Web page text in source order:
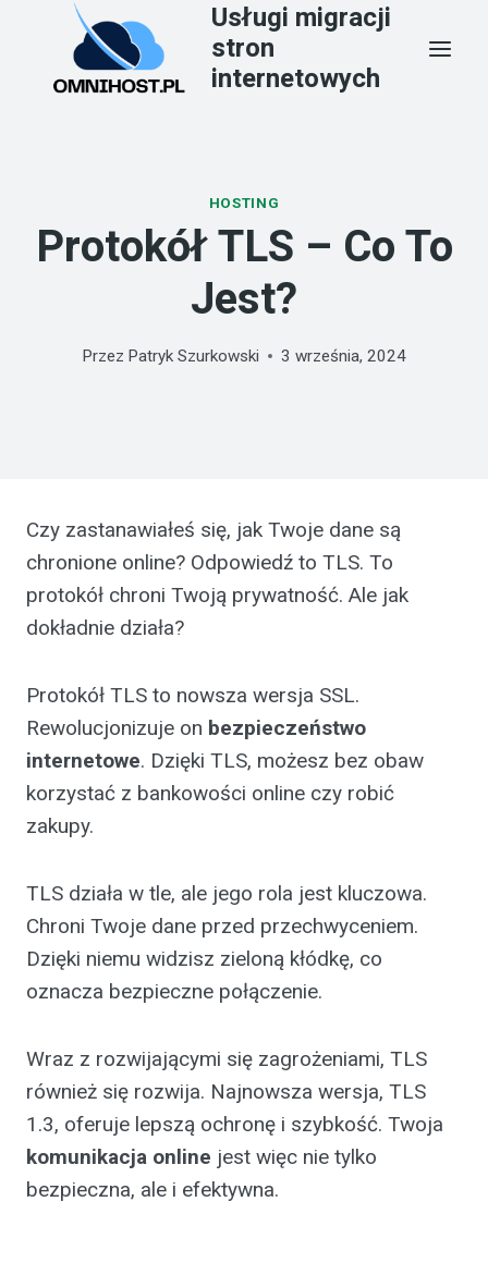
Usługi migracji
stron
internetowych
HOSTING
Protokół TLS – Co To
Jest?
Przez Patryk Szurkowski 3 września, 2024
Czy zastanawiałeś się, jak Twoje dane są
chronione online? Odpowiedź to TLS. To
protokół chroni Twoją prywatność. Ale jak
dokładnie działa?
Protokół TLS to nowsza wersja SSL.
Rewolucjonizuje on bezpieczeństwo
internetowe. Dzięki TLS, możesz bez obaw
korzystać z bankowości online czy robić
zakupy.
TLS działa w tle, ale jego rola jest kluczowa.
Chroni Twoje dane przed przechwyceniem.
Dzięki niemu widzisz zieloną kłódkę, co
oznacza bezpieczne połączenie.
Wraz z rozwijającymi się zagrożeniami, TLS
również się rozwija. Najnowsza wersja, TLS
1.3, oferuje lepszą ochronę i szybkość. Twoja
komunikacja online jest więc nie tylko
bezpieczna, ale i efektywna.